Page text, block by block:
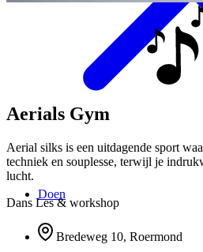
Doen
Aerials Gym
Aerial silks is een uitdagende sport
techniek en souplesse, terwijl je
lucht.
Dans Les & workshop
Bredeweg 10, Roermond